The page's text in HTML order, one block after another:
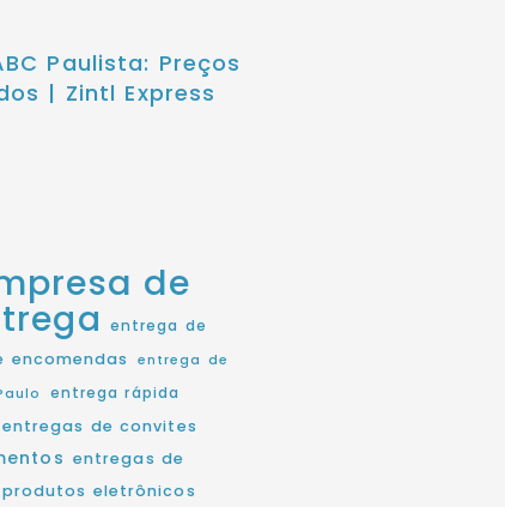
Paulista: Preços
| Zintl Express
de
entrega de
encomendas
entrega de
entrega rápida
entregas de convites
entregas de
eletrônicos